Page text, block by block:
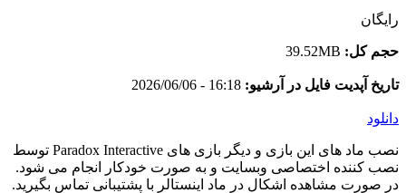
رایگان
حجم کل: 39.52MB
تاریخ آپدیت فایل در آرشیو: 16:18 - 2026/06/06
دانلود
نصب ماد های این بازی و دیگر بازی های Paradox Interactive توسط
نصب کننده اختصاصی وبسایت و به صورت خودکار انجام می شود.
در صورت مشاهده اشکال در ماد اینستالر با پشتیبانی تماس بگیرید.